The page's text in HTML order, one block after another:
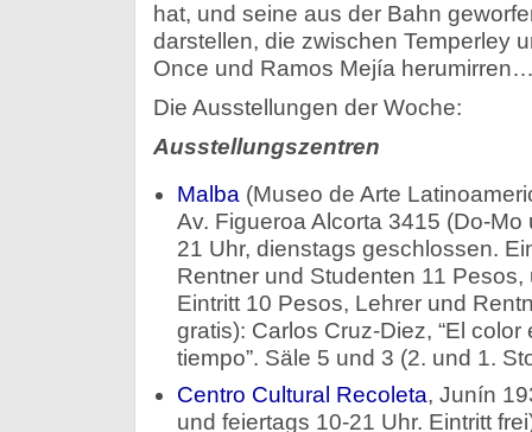
hat, und seine aus der Bahn
darstellen, die zwischen Temperley
Once und Ramos Mejía
Die Ausstellungen der Woche:
Ausstellungszentren
Malba (Museo de Arte
Av. Figueroa Alcorta 3415 (Do-
21 Uhr, dienstags geschlossen.
Rentner und Studenten 11
Eintritt 10 Pesos, Lehrer und
gratis): Carlos Cruz-Diez, “El
tiempo”. Säle 5 und 3 (2. und 1.
Centro Cultural Recoleta, Junín
und feiertags 10-21 Uhr. Eintritt